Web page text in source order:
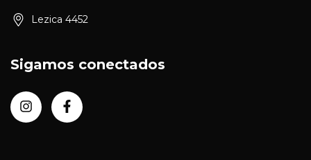
Lezica 4452
Sigamos conectados